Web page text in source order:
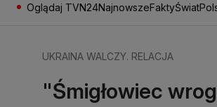
Oglądaj TVN24NajnowszeFaktyŚwiat
UKRAINA WALCZY. RELACJA
"Śmigłowiec